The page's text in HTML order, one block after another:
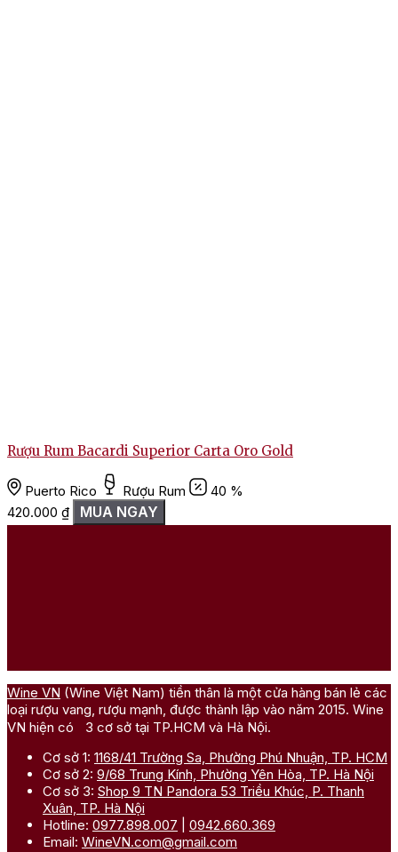
Rượu Rum Bacardi Superior Carta Oro Gold
Puerto Rico Rượu Rum
40 %
420.000 ₫ MUA NGAY
Wine VN (Wine Việt Nam) tiền thân là một cửa hàng bán lẻ các
loại rượu vang, rượu mạnh, được thành lập vào năm 2015. Wine
VN hiện có 3 cơ sở tại TP.HCM và Hà Nội.
Cơ sở 1: 1168/41 Trường Sa, Phường Phú Nhuận, TP. HCM
Cơ sở 2: 9/68 Trung Kính, Phường Yên Hòa, TP. Hà Nội
Cơ sở 3: Shop 9 TN Pandora 53 Triều Khúc, P. Thanh
Xuân, TP. Hà Nội
Hotline: 0977.898.007
0942.660.369
Email: WineVN.com@gmail.com